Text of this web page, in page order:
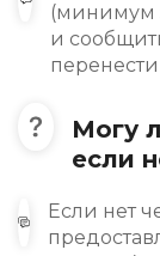
(минимум
и
перенести
Могу
если
Если нет